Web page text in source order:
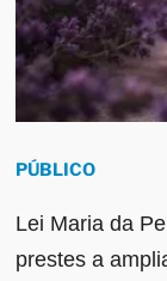
PÚBLICO
Lei Maria da
prestes a